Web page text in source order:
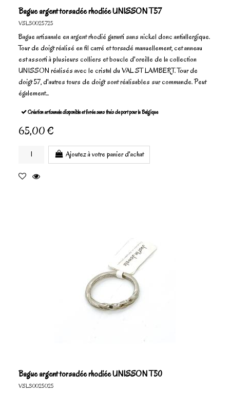
Bague argent torsadée rhodiée UNISSON T57
VSL30025725
Bague artisanale en argent rhodié garanti sans nickel donc antiallergique.
Tour de doigt réalisé en fil carré et torsadé manuellement, cet anneau
est assorti à plusieurs colliers et boucle d'oreille de la collection
UNISSON réalisés avec le cristal du VAL ST LAMBERT. Tour de
doigt 57, d'autres tours de doigt sont réalisables sur commande. Peut
également...
Création artisanale disponible et livrée sans frais de port pour la Belgique
65,00 €
Ajoutez à votre panier d'achat
Bague argent torsadée rhodiée UNISSON T50
VSL30025025